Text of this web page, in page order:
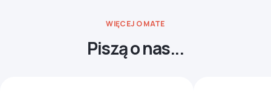
WIĘCEJ O MATE
Piszą o nas...